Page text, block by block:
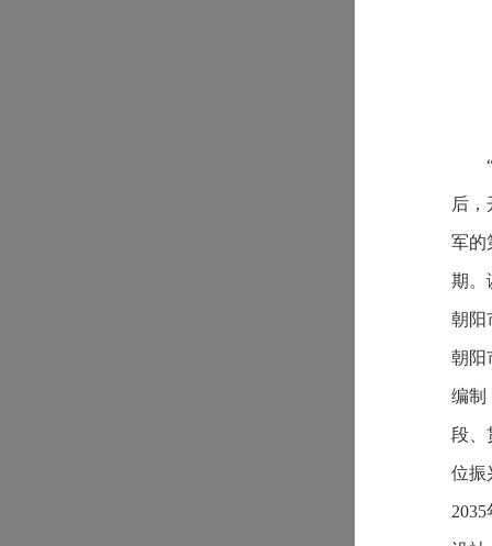
后
军的
期 。
朝阳
朝阳
编制
段、
位振